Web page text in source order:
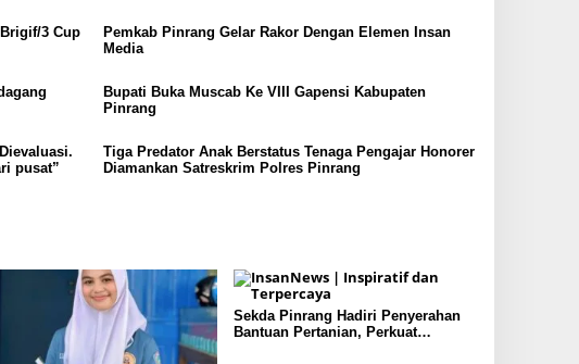
3 Cup
Pemkab Pinrang Gelar Rakor Dengan Elemen Insan
Media
Bupati Buka Muscab Ke VIII Gapensi Kabupaten
Pinrang
pusat”
Tiga Predator Anak Berstatus Tenaga Pengajar Honorer
Diamankan Satreskrim Polres Pinrang
Sekda Pinrang Hadiri Penyerahan
Bantuan Pertanian, Perkuat